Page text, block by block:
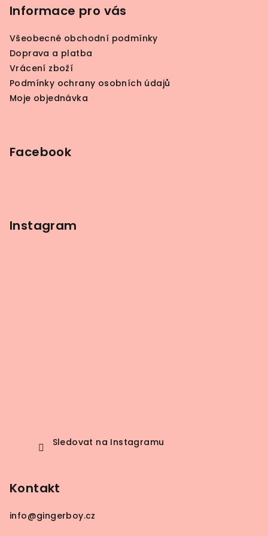
Informace pro vás
Všeobecné obchodní podmínky
Doprava a platba
Vrácení zboží
Podmínky ochrany osobních údajů
Moje objednávka
Facebook
Instagram
Sledovat na Instagramu
Kontakt
info@gingerboy.cz